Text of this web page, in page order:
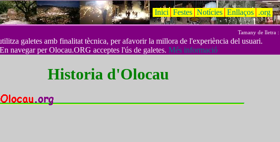
Inici Festes Notícies Enllaços .org
Tamany de lletra :
galetes amb finalitat tècnica, per afavorir la millora de l'experiència del usuari.
En navegar per Olocau.ORG acceptes l'ús de galetes. Més informació
Historia d'Olocau